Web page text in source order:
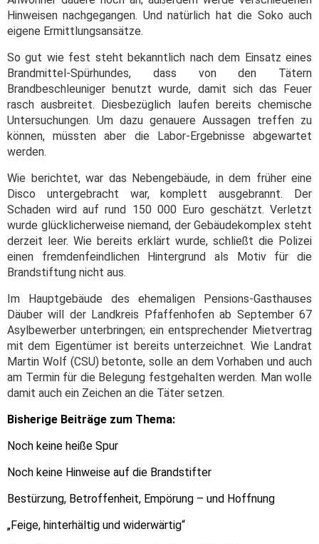
Hinweisen nachgegangen. Und natürlich hat die Soko auch
eigene Ermittlungsansätze.
So gut wie fest steht bekanntlich nach dem Einsatz eines
Brandmittel-Spürhundes, dass von den Tätern
Brandbeschleuniger benutzt wurde, damit sich das Feuer
rasch ausbreitet. Diesbezüglich laufen bereits chemische
Untersuchungen. Um dazu genauere Aussagen treffen zu
können, müssten aber die Labor-Ergebnisse abgewartet
werden.
Wie berichtet, war das Nebengebäude, in dem früher eine
Disco untergebracht war, komplett ausgebrannt. Der
Schaden wird auf rund 150 000 Euro geschätzt. Verletzt
wurde glücklicherweise niemand, der Gebäudekomplex steht
derzeit leer. Wie bereits erklärt wurde, schließt die Polizei
einen fremdenfeindlichen Hintergrund als Motiv für die
Brandstiftung nicht aus.
Im Hauptgebäude des ehemaligen Pensions-Gasthauses
Däuber will der Landkreis Pfaffenhofen ab September 67
Asylbewerber unterbringen; ein entsprechender Mietvertrag
mit dem Eigentümer ist bereits unterzeichnet. Wie Landrat
Martin Wolf (CSU) betonte, solle an dem Vorhaben und auch
am Termin für die Belegung festgehalten werden. Man wolle
damit auch ein Zeichen an die Täter setzen.
Bisherige Beiträge zum Thema:
Noch keine heiße Spur
Noch keine Hinweise auf die Brandstifter
Bestürzung, Betroffenheit, Empörung – und Hoffnung
„Feige, hinterhältig und widerwärtig“